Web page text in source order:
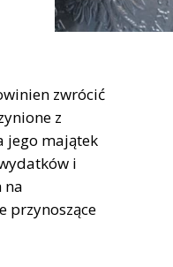
zwrócić
z
jego majątek
i
na
przynoszące